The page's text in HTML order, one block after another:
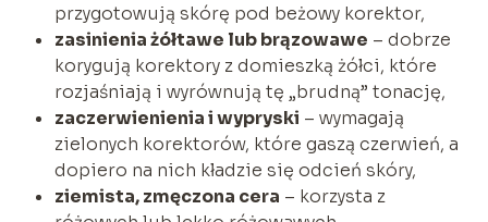
przygotowują skórę pod beżowy korektor,
zasinienia żółtawe lub brązowawe – dobrze
korygują korektory z domieszką żółci, które
rozjaśniają i wyrównują tę „brudną” tonację,
zaczerwienienia i wypryski – wymagają
zielonych korektorów, które gaszą czerwień, a
dopiero na nich kładzie się odcień skóry,
ziemista, zmęczona cera – korzysta z